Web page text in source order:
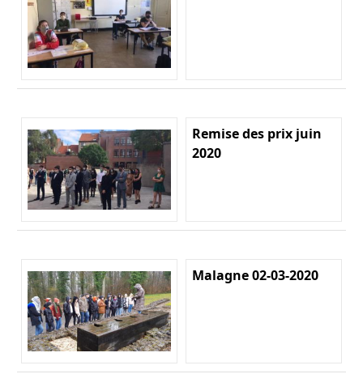
Remise des prix juin
2020
Malagne 02-03-2020